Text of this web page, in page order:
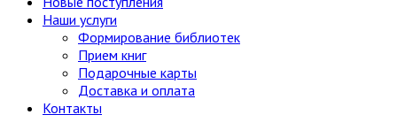
Наши услуги
Формирование библиотек
Прием книг
Подарочные карты
Доставка и оплата
Контакты